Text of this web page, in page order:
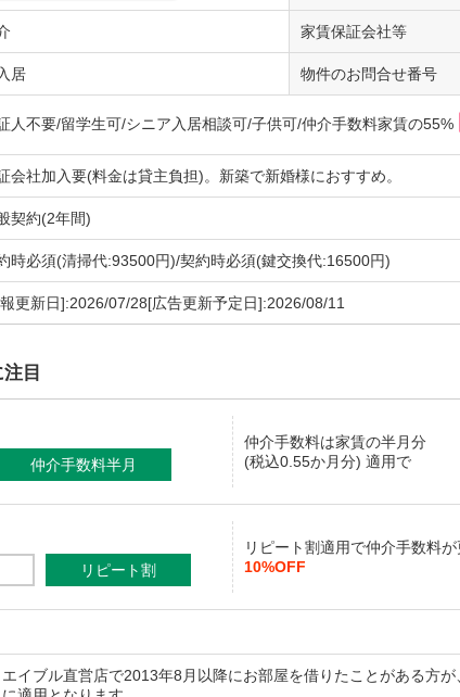
家賃保証会社等
居 物件のお問合せ番号
人不要/留学生可/シニア入居相談可/子供可/仲介手数料家賃の55%
会社加入要(料金は貸主負担)。新築で新婚様におすすめ。
契約(2年間)
時必須(清掃代:93500円)/契約時必須(鍵交換代:16500円)
更新日]:2026/07/28[広告更新予定日]:2026/08/11
目
仲介手数料半月
仲介手数料は家賃の半月分
(税込0.55か月分) 適用で
リピート割
リピート割適用で仲介手数料が
10%OFF
エイブル直営店で2013年8月以降にお部屋を借りたことがある方